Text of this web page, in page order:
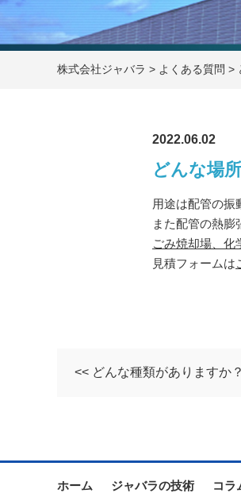
株式会社ジャバラ > よくある質問 >
2022.06.02
どんな場
用途は配管の振
また配管の熱膨
ごみ焼却場、化
見積フォームは
<< どんな種類がありますか？
ホーム ジャバラの技術 コラ